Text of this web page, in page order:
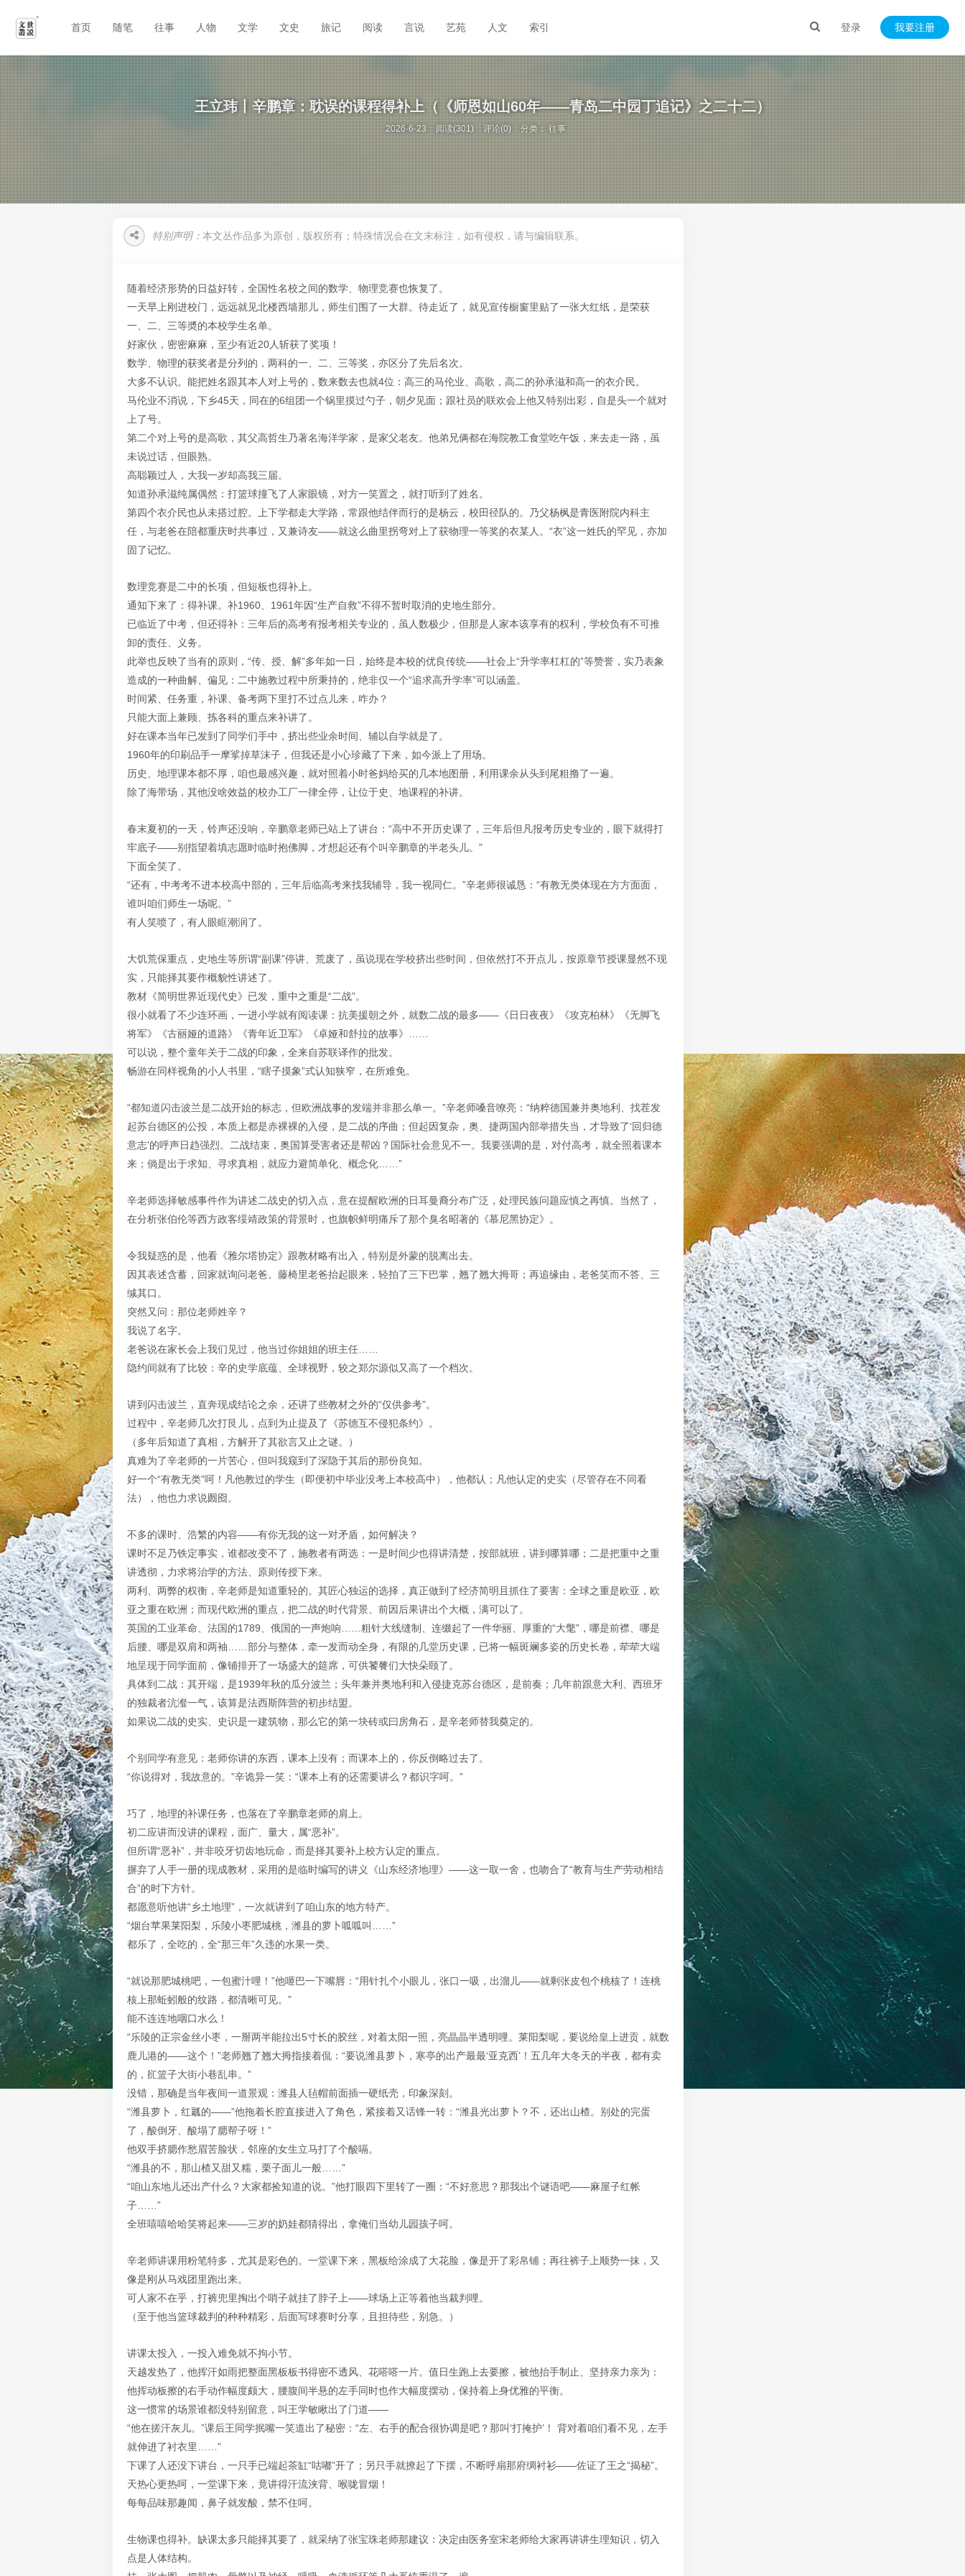
登录 我要注册
首页 随笔 往事 人物 文学 文史 旅记 阅读 言说 艺苑 人文 索引
王立玮丨辛鹏章：耽误的课程得补上（《师恩如山60年——青岛二中园丁追记》之二十二）
2026-6-23 阅读(301) 评论(0) 分类：往事
特别声明： 本文丛作品多为原创，版权所有；特殊情况会在文末标注，如有侵权，请与编辑联系。
随着经济形势的日益好转，全国性名校之间的数学、物理竞赛也恢复了。
一天早上刚进校门，远远就见北楼西墙那儿，师生们围了一大群。待走近了，就见宣传橱窗里贴了一张大红纸，是荣获
一、二、三等奬的本校学生名单。
好家伙，密密麻麻，至少有近20人斩获了奖项！
数学、物理的获奖者是分列的，两科的一、二、三等奖，亦区分了先后名次。
大多不认识。能把姓名跟其本人对上号的，数来数去也就4位：高三的马伦业、高歌，高二的孙承滋和高一的衣介民。
马伦业不消说，下乡45天，同在的6组团一个锅里摸过勺子，朝夕见面；跟社员的联欢会上他又特别出彩，自是头一个就对
上了号。
第二个对上号的是高歌，其父高哲生乃著名海洋学家，是家父老友。他弟兄俩都在海院教工食堂吃午饭，来去走一路，虽
未说过话，但眼熟。
高聪颖过人，大我一岁却高我三届。
知道孙承滋纯属偶然：打篮球撞飞了人家眼镜，对方一笑置之，就打听到了姓名。
第四个衣介民也从未搭过腔。上下学都走大学路，常跟他结伴而行的是杨云，校田径队的。乃父杨枫是青医附院内科主
任，与老爸在陪都重庆时共事过，又兼诗友——就这么曲里拐弯对上了获物理一等奖的衣某人。“衣”这一姓氏的罕见，亦加
固了记忆。
数理竞赛是二中的长项，但短板也得补上。
通知下来了：得补课。补1960、1961年因“生产自救”不得不暂时取消的史地生部分。
已临近了中考，但还得补：三年后的高考有报考相关专业的，虽人数极少，但那是人家本该享有的权利，学校负有不可推
卸的责任、义务。
此举也反映了当有的原则，“传、授、解”多年如一日，始终是本校的优良传统——社会上“升学率杠杠的”等赞誉，实乃表象
造成的一种曲解、偏见：二中施教过程中所秉持的，绝非仅一个“追求高升学率”可以涵盖。
时间紧、任务重，补课、备考两下里打不过点儿来，咋办？
只能大面上兼顾、拣各科的重点来补讲了。
好在课本当年已发到了同学们手中，挤出些业余时间、辅以自学就是了。
1960年的印刷品手一摩挲掉草沫子，但我还是小心珍藏了下来，如今派上了用场。
历史、地理课本都不厚，咱也最感兴趣，就对照着小时爸妈给买的几本地图册，利用课余从头到尾粗撸了一遍。
除了海带场，其他没啥效益的校办工厂一律全停，让位于史、地课程的补讲。
春末夏初的一天，铃声还没响，辛鹏章老师已站上了讲台：“高中不开历史课了，三年后但凡报考历史专业的，眼下就得打
牢底子——别指望着填志愿时临时抱佛脚，才想起还有个叫辛鹏章的半老头儿。”
下面全笑了。
“还有，中考考不进本校高中部的，三年后临高考来找我辅导，我一视同仁。”辛老师很诚恳：“有教无类体现在方方面面，
谁叫咱们师生一场呢。”
有人笑喷了，有人眼眶潮润了。
大饥荒保重点，史地生等所谓“副课”停讲、荒废了，虽说现在学校挤出些时间，但依然打不开点儿，按原章节授课显然不现
实，只能择其要作概貌性讲述了。
教材《简明世界近现代史》已发，重中之重是“二战”。
很小就看了不少连环画，一进小学就有阅读课：抗美援朝之外，就数二战的最多——《日日夜夜》《攻克柏林》《无脚飞
将军》《古丽娅的道路》《青年近卫军》《卓娅和舒拉的故事》……
可以说，整个童年关于二战的印象，全来自苏联译作的批发。
畅游在同样视角的小人书里，“瞎子摸象”式认知狭窄，在所难免。
“都知道闪击波兰是二战开始的标志，但欧洲战事的发端并非那么单一。”辛老师嗓音嘹亮：“纳粹德国兼并奥地利、找茬发
起苏台德区的公投，本质上都是赤裸裸的入侵，是二战的序曲；但起因复杂，奥、捷两国内部举措失当，才导致了‘回归德
意志’的呼声日趋强烈。二战结束，奥国算受害者还是帮凶？国际社会意见不一。我要强调的是，对付高考，就全照着课本
来；倘是出于求知、寻求真相，就应力避简单化、概念化……”
辛老师选择敏感事件作为讲述二战史的切入点，意在提醒欧洲的日耳曼裔分布广泛，处理民族问题应慎之再慎。当然了，
在分析张伯伦等西方政客绥靖政策的背景时，也旗帜鲜明痛斥了那个臭名昭著的《慕尼黑协定》。
令我疑惑的是，他看《雅尔塔协定》跟教材略有出入，特别是外蒙的脱离出去。
因其表述含蓄，回家就询问老爸。藤椅里老爸抬起眼来，轻拍了三下巴掌，翘了翘大拇哥；再追缘由，老爸笑而不答、三
缄其口。
突然又问：那位老师姓辛？
我说了名字。
老爸说在家长会上我们见过，他当过你姐姐的班主任……
隐约间就有了比较：辛的史学底蕴、全球视野，较之郑尔源似又高了一个档次。
讲到闪击波兰，直奔现成结论之余，还讲了些教材之外的“仅供参考”。
过程中，辛老师几次打艮儿，点到为止提及了《苏德互不侵犯条约》。
（多年后知道了真相，方解开了其欲言又止之谜。）
真难为了辛老师的一片苦心，但叫我窥到了深隐于其后的那份良知。
好一个“有教无类”呵！凡他教过的学生（即便初中毕业没考上本校高中），他都认；凡他认定的史实（尽管存在不同看
法），他也力求说囫囵。
不多的课时、浩繁的内容——有你无我的这一对矛盾，如何解决？
课时不足乃铁定事实，谁都改变不了，施教者有两选：一是时间少也得讲清楚，按部就班，讲到哪算哪；二是把重中之重
讲透彻，力求将治学的方法、原则传授下来。
两利、两弊的权衡，辛老师是知道重轻的。其匠心独运的选择，真正做到了经济简明且抓住了要害：全球之重是欧亚，欧
亚之重在欧洲；而现代欧洲的重点，把二战的时代背景、前因后果讲出个大概，满可以了。
英国的工业革命、法国的1789、俄国的一声炮响……粗针大线缝制、连缀起了一件华丽、厚重的“大氅”，哪是前襟、哪是
后腰、哪是双肩和两袖……部分与整体，牵一发而动全身，有限的几堂历史课，已将一幅斑斓多姿的历史长卷，荦荦大端
地呈现于同学面前，像铺排开了一场盛大的筵席，可供饕餮们大快朵颐了。
具体到二战：其开端，是1939年秋的瓜分波兰；头年兼并奥地利和入侵捷克苏台德区，是前奏；几年前跟意大利、西班牙
的独裁者沆瀣一气，该算是法西斯阵营的初步结盟。
如果说二战的史实、史识是一建筑物，那么它的第一块砖或曰房角石，是辛老师替我奠定的。
个别同学有意见：老师你讲的东西，课本上没有；而课本上的，你反倒略过去了。
“你说得对，我故意的。”辛诡异一笑：“课本上有的还需要讲么？都识字呵。”
巧了，地理的补课任务，也落在了辛鹏章老师的肩上。
初二应讲而没讲的课程，面广、量大，属“恶补”。
但所谓“恶补”，并非咬牙切齿地玩命，而是择其要补上校方认定的重点。
摒弃了人手一册的现成教材，采用的是临时编写的讲义《山东经济地理》——这一取一舍，也吻合了“教育与生产劳动相结
合”的时下方针。
都愿意听他讲“乡土地理”，一次就讲到了咱山东的地方特产。
“烟台苹果莱阳梨，乐陵小枣肥城桃，潍县的萝卜呱呱叫……”
都乐了，全吃的，全“那三年”久违的水果一类。
“就说那肥城桃吧，一包蜜汁哩！”他咂巴一下嘴唇：“用针扎个小眼儿，张口一吸，出溜儿——就剩张皮包个桃核了！连桃
核上那蚯蚓般的纹路，都清晰可见。”
能不连连地咽口水么！
“乐陵的正宗金丝小枣，一掰两半能拉出5寸长的胶丝，对着太阳一照，亮晶晶半透明哩。莱阳梨呢，要说给皇上进贡，就数
鹿儿港的——这个！”老师翘了翘大拇指接着侃：“要说潍县萝卜，寒亭的出产最最‘亚克西’！五几年大冬天的半夜，都有卖
的，㧟篮子大街小巷乱串。”
没错，那确是当年夜间一道景观：潍县人毡帽前面插一硬纸壳，印象深刻。
“潍县萝卜，红瓤的——”他拖着长腔直接进入了角色，紧接着又话锋一转：“潍县光出萝卜？不，还出山楂。别处的完蛋
了，酸倒牙、酸塌了腮帮子呀！”
他双手挤腮作愁眉苦脸状，邻座的女生立马打了个酸嗝。
“潍县的不，那山楂又甜又糯，栗子面儿一般……”
“咱山东地儿还出产什么？大家都捡知道的说。”他打眼四下里转了一圈：“不好意思？那我出个谜语吧——麻屋子红帐
子……”
全班嘻嘻哈哈笑将起来——三岁的奶娃都猜得出，拿俺们当幼儿园孩子呵。
辛老师讲课用粉笔特多，尤其是彩色的。一堂课下来，黑板给涂成了大花脸，像是开了彩帛铺；再往裤子上顺势一抹，又
像是刚从马戏团里跑出来。
可人家不在乎，打裤兜里掏出个哨子就挂了脖子上——球场上正等着他当裁判哩。
（至于他当篮球裁判的种种精彩，后面写球赛时分享，且担待些，别急。）
讲课太投入，一投入难免就不拘小节。
天越发热了，他挥汗如雨把整面黑板板书得密不透风、花嗒嗒一片。值日生跑上去要擦，被他抬手制止、坚持亲力亲为：
他挥动板擦的右手动作幅度颇大，腰腹间半悬的左手同时也作大幅度摆动，保持着上身优雅的平衡。
这一惯常的场景谁都没特别留意，叫王学敏瞅出了门道——
“他在搓汗灰儿。”课后王同学抿嘴一笑道出了秘密：“左、右手的配合很协调是吧？那叫‘打掩护’！ 背对着咱们看不见，左手
就伸进了衬衣里……”
下课了人还没下讲台，一只手已端起茶缸“咕嘟”开了；另只手就撩起了下摆，不断呼扇那府绸衬衫——佐证了王之“揭秘”。
天热心更热呵，一堂课下来，竟讲得汗流浃背、喉咙冒烟！
每每品味那趣闻，鼻子就发酸，禁不住呵。
生物课也得补。缺课太多只能择其要了，就采纳了张宝珠老师那建议：决定由医务室宋老师给大家再讲讲生理知识，切入
点是人体结构。